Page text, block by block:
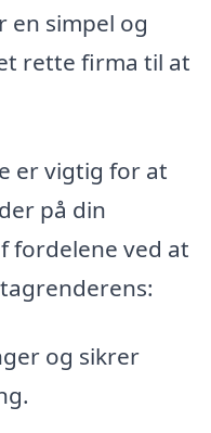
en simpel og
rette firma til at
er vigtig for at
på din
fordelene ved at
og sikrer